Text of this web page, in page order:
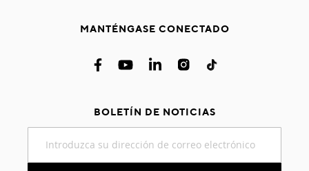
MANTÉNGASE CONECTADO
BOLETÍN DE NOTICIAS
nuestro